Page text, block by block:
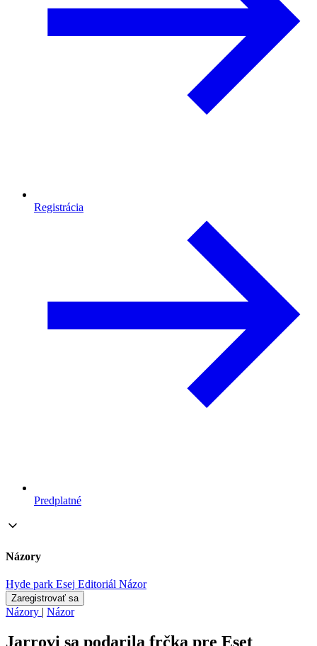
Registrácia
Predplatné
Názory
Hyde park Esej Editoriál Názor
Zaregistrovať sa
Názory | Názor
Jarrovi sa podarila frčka pre Eset